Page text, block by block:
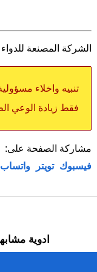
الشركة المصنعة للدواء
تنبيه واخلاء
فقط زيادة الوعي
مشاركة الصفحة على:
فيسبوك تويتر واتساب
ادوية مشابهة لـ